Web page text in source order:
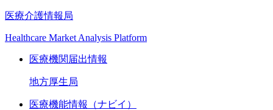
医療介護情報局
Healthcare Market Analysis Platform
医療機関届出情報
地方厚生局
医療機能情報（ナビイ）